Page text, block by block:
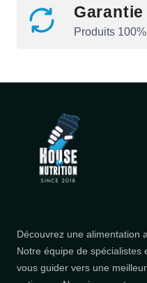
Produits
Découvrez une alimentation
Notre équipe de spécialistes
vous guider vers une